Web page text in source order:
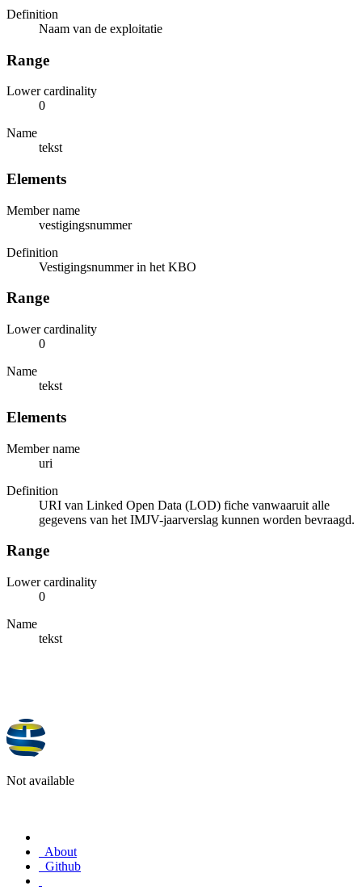
Definition
Naam van de exploitatie
Range
Lower cardinality
0
Name
tekst
Elements
Member name
vestigingsnummer
Definition
Vestigingsnummer in het KBO
Range
Lower cardinality
0
Name
tekst
Elements
Member name
uri
Definition
URI van Linked Open Data (LOD) fiche vanwaaruit alle
gegevens van het IMJV-jaarverslag kunnen worden bevraagd.
Range
Lower cardinality
0
Name
tekst
Not available
About
Github